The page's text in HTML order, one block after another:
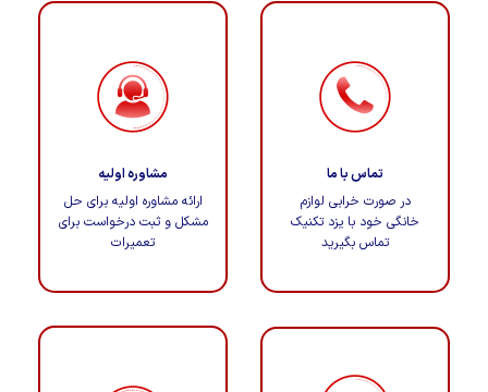
تماس با ما
در صورت خرابی لوازم
خانگی خود با یزد تکنیک
تماس بگیرید
مشاوره اولیه
ارائه مشاوره اولیه برای حل
مشکل و ثبت درخواست برای
تعمیرات